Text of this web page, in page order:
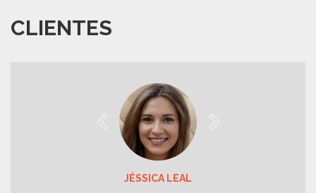
CLIENTES
JÉSSICA LEAL